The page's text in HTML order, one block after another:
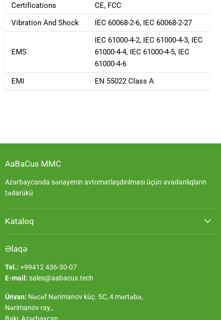
Certifications
CE, FCC
Vibration And Shock
IEC 60068-2-6, IEC 60068-2-27
EMS
IEC 61000-4-2, IEC 61000-4-3, IEC
61000-4-4, IEC 61000-4-5, IEC
61000-4-6
EMI
EN 55022 Class A
AaBaCus MMC
Azərbaycanda sənayenin avtomatlaşdırılması üçün avadanlıqların
tədarükü
Kataloq
Əlaqə
Tel.: +99412 436-30-07
E-mail: sales@aabacus.tech
Ünvan: Nəcəf Nərimanov küç. 5C, 4 mərtəbə,
Nərimanov ray.,
Bakı, Azərbaycan